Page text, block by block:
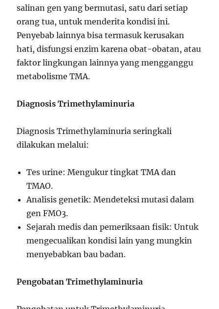
salinan gen yang bermutasi, satu dari setiap
orang tua, untuk menderita kondisi ini.
Penyebab lainnya bisa termasuk kerusakan
hati, disfungsi enzim karena obat-obatan, atau
faktor lingkungan lainnya yang mengganggu
metabolisme TMA.
Diagnosis Trimethylaminuria
Diagnosis Trimethylaminuria seringkali
dilakukan melalui:
Tes urine: Mengukur tingkat TMA dan
TMAO.
Analisis genetik: Mendeteksi mutasi dalam
gen FMO3.
Sejarah medis dan pemeriksaan fisik: Untuk
mengecualikan kondisi lain yang mungkin
menyebabkan bau badan.
Pengobatan Trimethylaminuria